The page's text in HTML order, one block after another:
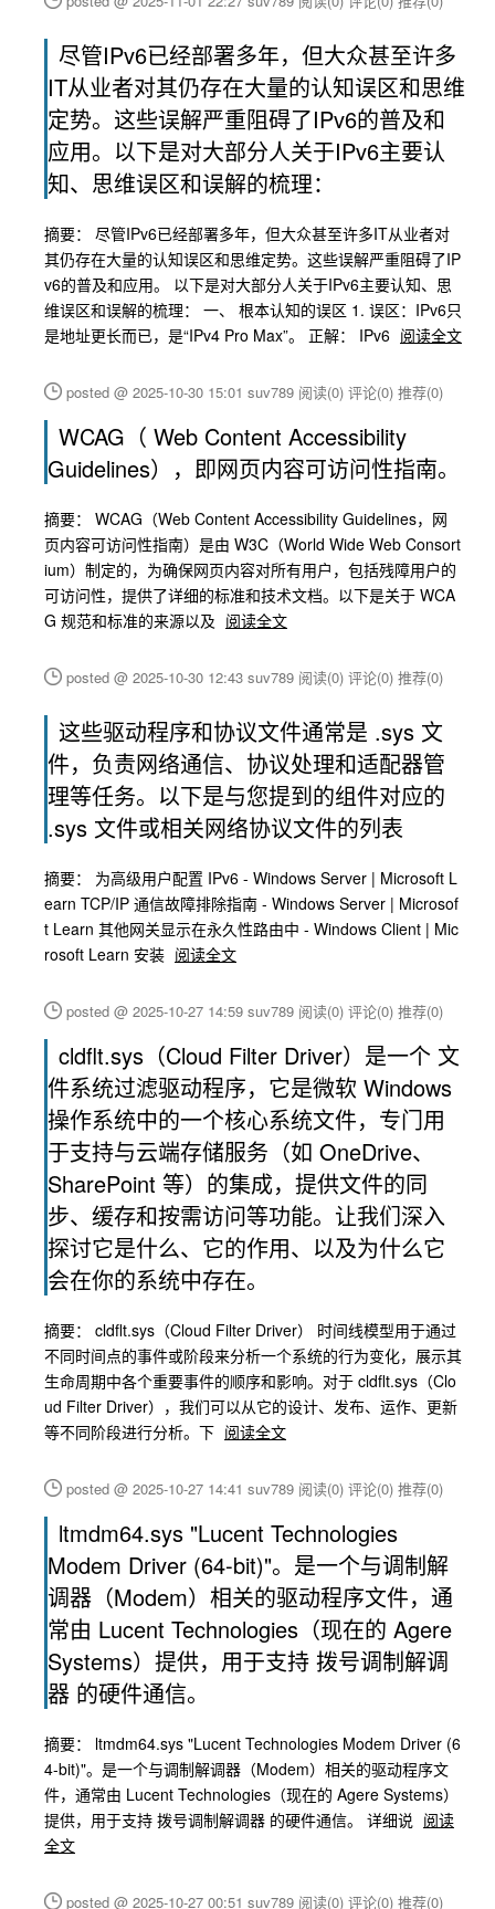
尽管IPv6已经部署多年，但大众甚至许多
IT从业者对其仍存在大量的认知误区和思维
定势。这些误解严重阻碍了IPv6的普及和
应用。以下是对大部分人关于IPv6主要认
知、思维误区和误解的梳理：
摘要： 尽管IPv6已经部署多年，但大众甚至许多IT从业者对
其仍存在大量的认知误区和思维定势。这些误解严重阻碍了IP
v6的普及和应用。 以下是对大部分人关于IPv6主要认知、思
维误区和误解的梳理： 一、 根本认知的误区 1. 误区：IPv6只
是地址更长而已，是“IPv4 Pro Max”。 正解： IPv6 阅读全文
posted @ 2025-10-30 15:01 suv789 阅读(0) 评论(0) 推荐(0)
WCAG（ Web Content Accessibility
Guidelines），即网页内容可访问性指南。
摘要： WCAG（Web Content Accessibility Guidelines，网
页内容可访问性指南）是由 W3C（World Wide Web Consort
ium）制定的，为确保网页内容对所有用户，包括残障用户的
可访问性，提供了详细的标准和技术文档。以下是关于 WCA
G 规范和标准的来源以及 阅读全文
posted @ 2025-10-30 12:43 suv789 阅读(0) 评论(0) 推荐(0)
这些驱动程序和协议文件通常是 .sys 文
件，负责网络通信、协议处理和适配器管
理等任务。以下是与您提到的组件对应的
.sys 文件或相关网络协议文件的列表
摘要： 为高级用户配置 IPv6 - Windows Server | Microsoft L
earn TCP/IP 通信故障排除指南 - Windows Server | Microsof
t Learn 其他网关显示在永久性路由中 - Windows Client | Mic
rosoft Learn 安装 阅读全文
posted @ 2025-10-27 14:59 suv789 阅读(0) 评论(0) 推荐(0)
cldflt.sys（Cloud Filter Driver）是一个 文
件系统过滤驱动程序，它是微软 Windows
操作系统中的一个核心系统文件，专门用
于支持与云端存储服务（如 OneDrive、
SharePoint 等）的集成，提供文件的同
步、缓存和按需访问等功能。让我们深入
探讨它是什么、它的作用、以及为什么它
会在你的系统中存在。
摘要： cldflt.sys（Cloud Filter Driver） 时间线模型用于通过
不同时间点的事件或阶段来分析一个系统的行为变化，展示其
生命周期中各个重要事件的顺序和影响。对于 cldflt.sys（Clo
ud Filter Driver），我们可以从它的设计、发布、运作、更新
等不同阶段进行分析。下 阅读全文
posted @ 2025-10-27 14:41 suv789 阅读(0) 评论(0) 推荐(0)
ltmdm64.sys "Lucent Technologies
Modem Driver (64-bit)"。是一个与调制解
调器（Modem）相关的驱动程序文件，通
常由 Lucent Technologies（现在的 Agere
Systems）提供，用于支持 拨号调制解调
器 的硬件通信。
摘要： ltmdm64.sys "Lucent Technologies Modem Driver (6
4-bit)"。是一个与调制解调器（Modem）相关的驱动程序文
件，通常由 Lucent Technologies（现在的 Agere Systems）
提供，用于支持 拨号调制解调器 的硬件通信。 详细说 阅读
全文
posted @ 2025-10-27 00:51 suv789 阅读(0) 评论(0) 推荐(0)